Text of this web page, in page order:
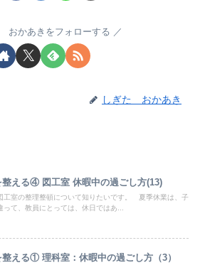
おかあきをフォローする
しぎた おかあき
整える④ 図工室 休暇中の過ごし方(13)
工室の整理整頓について知りたいです。 夏季休業は、子
って、教員にとっては、休日ではあ...
整える① 理科室：休暇中の過ごし方（3）